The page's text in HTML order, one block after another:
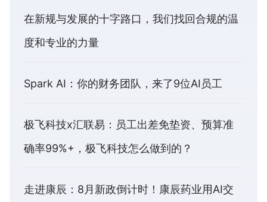
在新规与发展的十字路口，我们找回合规的温
度和专业的力量
Spark AI：你的财务团队，来了9位AI员工
极飞科技x汇联易：员工出差免垫资、预算准
确率99%+，极飞科技怎么做到的？
走进康辰：8月新政倒计时！康辰药业用AI交